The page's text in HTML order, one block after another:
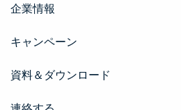
企業情報
キャンペーン
資料＆ダウンロード